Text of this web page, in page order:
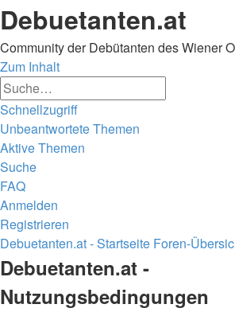
Debuetanten.at
Community der Debütanten des Wiener
Zum Inhalt
Schnellzugriff
Unbeantwortete Themen
Aktive Themen
Suche
FAQ
Anmelden
Registrieren
Debuetanten.at - Startseite Foren-
Suche
Debuetanten.at -
Nutzungsbedingungen